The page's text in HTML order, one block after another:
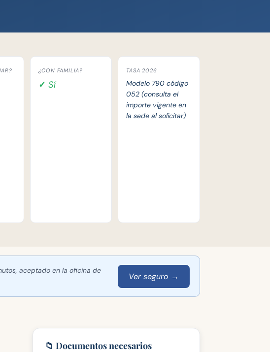
¿CON FAMILIA?
✓ Sí
TASA 2026
Modelo 790 código
052 (consulta el
importe vigente en
la sede al solicitar)
aceptado en la oficina de
Ver seguro →
📁 Documentos necesarios